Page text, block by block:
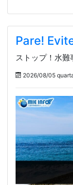
Pare!
ストップ！水難
2026/08/05